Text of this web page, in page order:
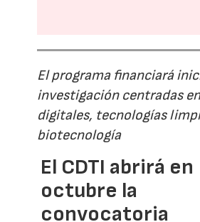
El programa financiará
investigación centradas
digitales, tecnologías
biotecnología
El CDTI abrirá en
octubre la
convocatoria